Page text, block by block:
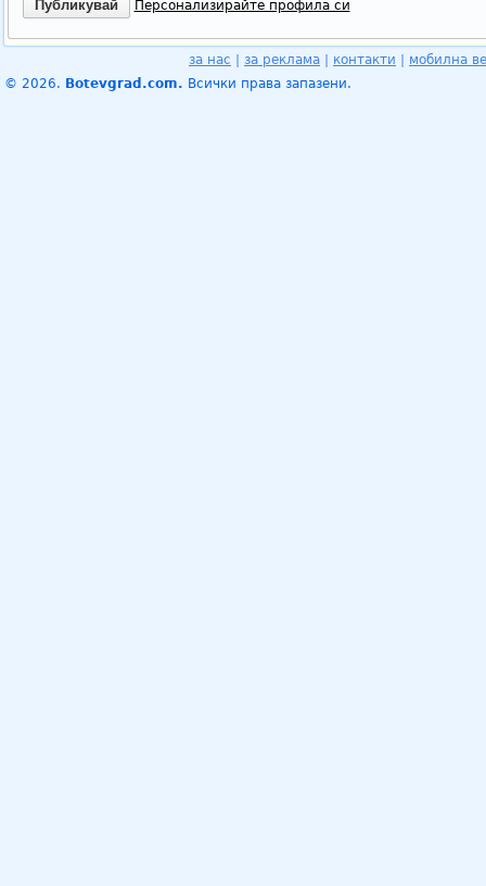
Персонализирайте профила си
за нас за реклама контакти
мобилна
© 2026. Botevgrad.com. Всички права запазени.